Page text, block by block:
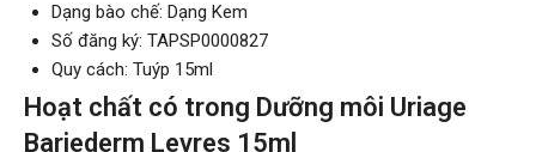
Dạng bào chế: Dạng Kem
Số đăng ký: TAPSP0000827
Quy cách: Tuýp 15ml
Hoạt chất có trong Dưỡng môi Uriage
Bariederm Levres 15ml